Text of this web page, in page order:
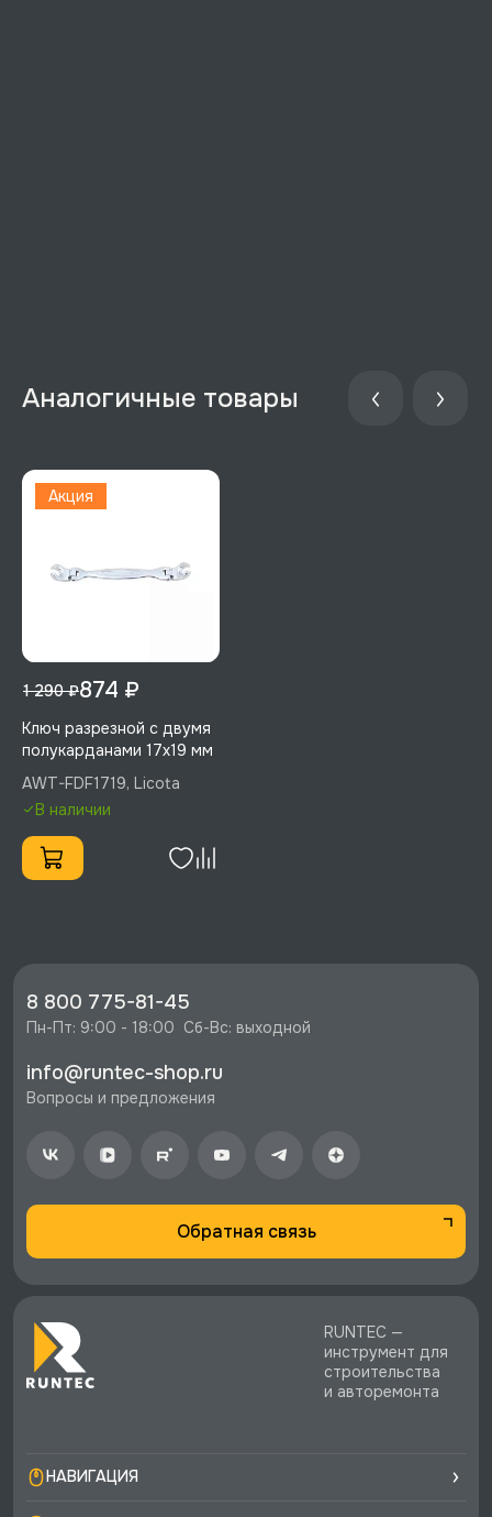
Аналогичные товары
Акция
1 290 ₽874 ₽
Ключ разрезной с двумя
полукарданами 17х19 мм
AWT-FDF1719, Licota
В наличии
8 800 775-81-45
Пн-Пт: 9:00 - 18:00  Сб-Вс: выходной
info@runtec-shop.ru
Вопросы и предложения
Обратная связь
RUNTEC —
инструмент для
строительства
и авторемонта
НАВИГАЦИЯ